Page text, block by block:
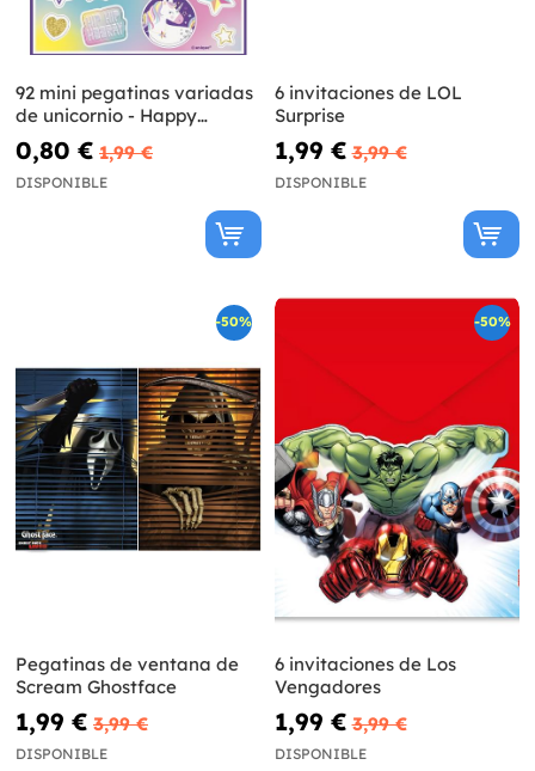
92 mini pegatinas variadas
de unicornio - Happy
Unicorn
0,80 € 1,99 €
DISPONIBLE
6 invitaciones de LOL
Surprise
1,99 € 3,99 €
DISPONIBLE
-50%
Pegatinas de ventana de
Scream Ghostface
1,99 € 3,99 €
DISPONIBLE
-50%
6 invitaciones de Los
Vengadores
1,99 € 3,99 €
DISPONIBLE